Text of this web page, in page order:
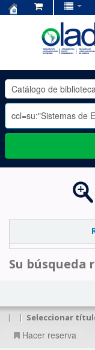
OLADE
-
Su búsqueda
| | Seleccionar
Hacer reserva